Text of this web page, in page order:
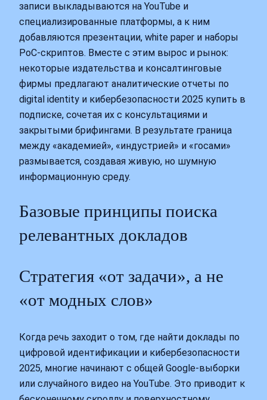
записи выкладываются на YouTube и
специализированные платформы, а к ним
добавляются презентации, white paper и наборы
PoC‑скриптов. Вместе с этим вырос и рынок:
некоторые издательства и консалтинговые
фирмы предлагают аналитические отчеты по
digital identity и кибербезопасности 2025 купить в
подписке, сочетая их с консультациями и
закрытыми брифингами. В результате граница
между «академией», «индустрией» и «госами»
размывается, создавая живую, но шумную
информационную среду.
Базовые принципы поиска
релевантных докладов
Стратегия «от задачи», а не
«от модных слов»
Когда речь заходит о том, где найти доклады по
цифровой идентификации и кибербезопасности
2025, многие начинают с общей Google‑выборки
или случайного видео на YouTube. Это приводит к